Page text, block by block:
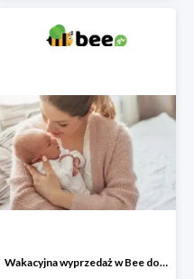
Wakacyjna wyprzedaż w Bee do -64%